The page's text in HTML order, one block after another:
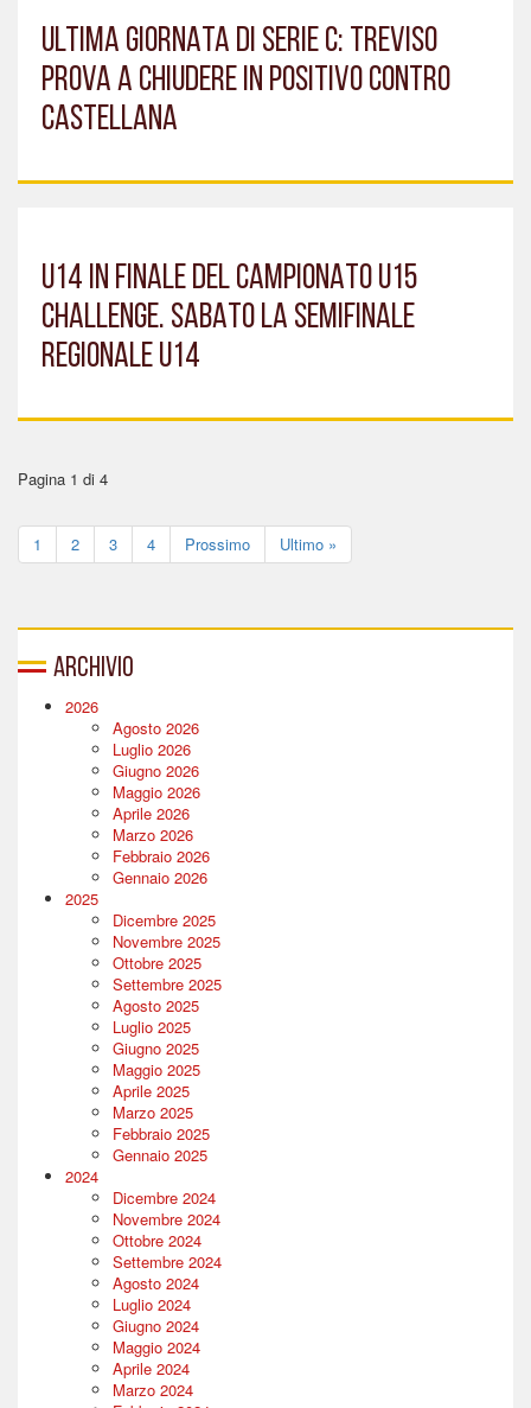
ULTIMA GIORNATA DI SERIE C: TREVISO
PROVA A CHIUDERE IN POSITIVO CONTRO
CASTELLANA
U14 IN FINALE DEL CAMPIONATO U15
CHALLENGE. SABATO LA SEMIFINALE
REGIONALE U14
Pagina 1 di 4
1 2 3 4 Prossimo Ultimo »
Archivio
2026
Agosto 2026
Luglio 2026
Giugno 2026
Maggio 2026
Aprile 2026
Marzo 2026
Febbraio 2026
Gennaio 2026
2025
Dicembre 2025
Novembre 2025
Ottobre 2025
Settembre 2025
Agosto 2025
Luglio 2025
Giugno 2025
Maggio 2025
Aprile 2025
Marzo 2025
Febbraio 2025
Gennaio 2025
2024
Dicembre 2024
Novembre 2024
Ottobre 2024
Settembre 2024
Agosto 2024
Luglio 2024
Giugno 2024
Maggio 2024
Aprile 2024
Marzo 2024